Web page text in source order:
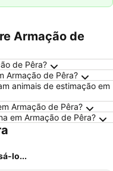
Armação de
de Pêra?
Armação de Pêra?
animais de estimação em
Armação de Pêra?
em Armação de Pêra?
lo...